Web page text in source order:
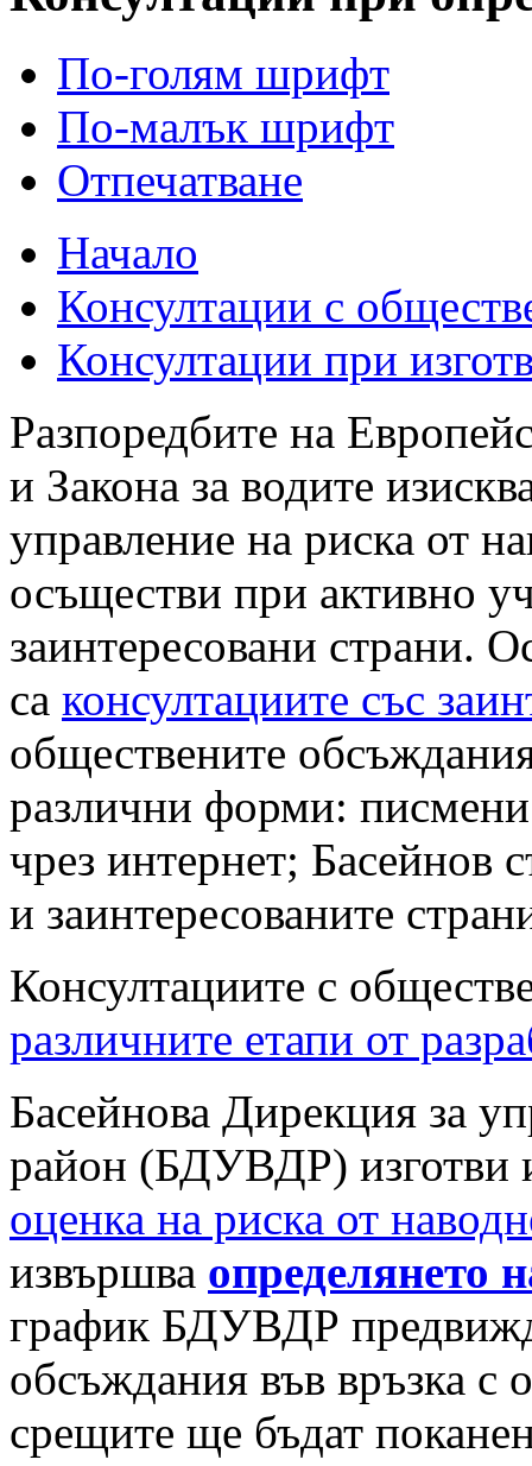
По-голям шрифт
По-малък шрифт
Отпечатване
Начало
Консултации с
Консултации при
Разпоредбите на
и Закона за водите
управление на риска от
осъществи при активно
заинтересовани страни.
са консултациите със
обществените
различни форми:
чрез интернет; Басейнов
и заинтересованите
Консултациите с
различните етапи от
Басейнова Дирекция за
район (БДУВДР) изготви
оценка на риска от
извършва определянето
график БДУВДР
обсъждания във връзка
срещите ще бъдат